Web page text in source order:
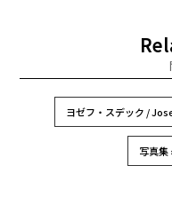
ヨゼフ・スデック /
写真集